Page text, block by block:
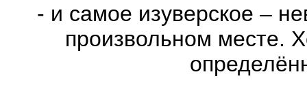
- и самое изуверское –
произвольном месте.